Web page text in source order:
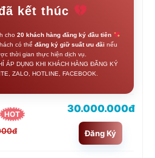
kết thúc
cho 20 khách hàng đăng ký đầu tiên
có thể đăng ký giữ suất ưu đãi nếu
thời gian thực hiện dịch vụ.
ÁP DỤNG KHI KHÁCH HÀNG ĐĂNG KÝ
ZALO, HOTLINE, FACEBOOK.
HOT 30.000.000đ
Đăng Ký